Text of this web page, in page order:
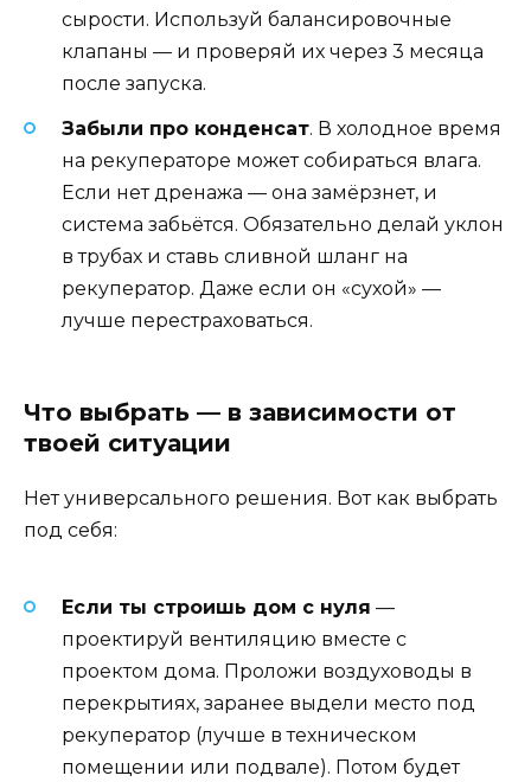
сырости. Используй балансировочные
клапаны — и проверяй их через 3 месяца
после запуска.
Забыли про конденсат. В холодное время
на рекуператоре может собираться влага.
Если нет дренажа — она замёрзнет, и
система забьётся. Обязательно делай уклон
в трубах и ставь сливной шланг на
рекуператор. Даже если он «сухой» —
лучше перестраховаться.
Что выбрать — в зависимости от
твоей ситуации
Нет универсального решения. Вот как выбрать
под себя:
Если ты строишь дом с нуля —
проектируй вентиляцию вместе с
проектом дома. Проложи воздуховоды в
перекрытиях, заранее выдели место под
рекуператор (лучше в техническом
помещении или подвале). Потом будет